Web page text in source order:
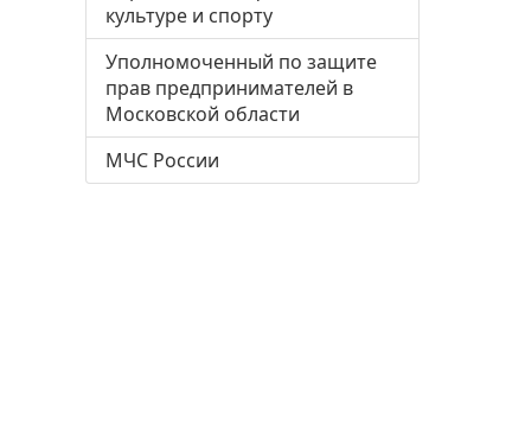
культуре и спорту
Уполномоченный по защите
прав предпринимателей в
Московской области
МЧС России